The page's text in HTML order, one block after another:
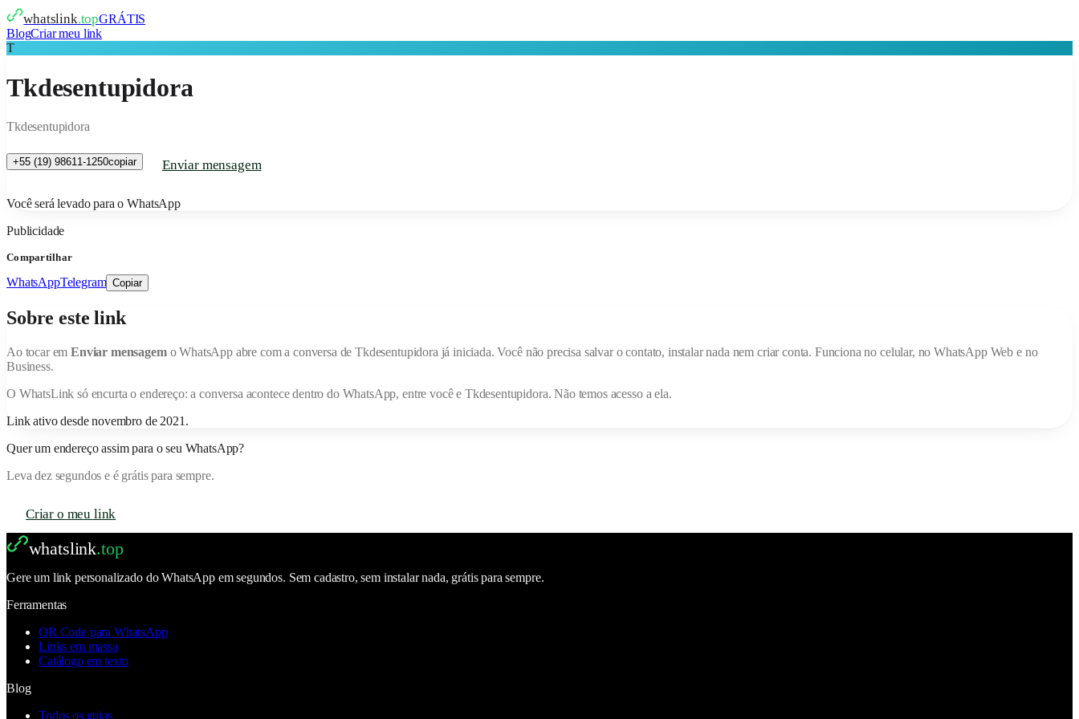
whatslink.topGRÁTIS
BlogCriar meu link
T
Tkdesentupidora
Tkdesentupidora
+55 (19) 98611-1250copiar Enviar mensagem
Você será levado para o WhatsApp
Publicidade
Compartilhar
WhatsAppTelegram Copiar
Sobre este link
Ao tocar emEnviar mensagem o WhatsApp abre com a conversa deTkdesentupidora já iniciada. Você não precisa salvar o contato, instalar nada nem criar conta. Funciona no celular, no WhatsApp Web e no
Business.
O WhatsLink só encurta o endereço: a conversa acontece dentro do WhatsApp, entre você e Tkdesentupidora. Não temos acesso a ela.
Link ativo desde novembro de 2021 .
Quer um endereço assim para o seu WhatsApp?
Leva dez segundos e é grátis para sempre.
Criar o meu link
whatslink.top
Gere um link personalizado do WhatsApp em segundos. Sem cadastro, sem instalar nada, grátis para sempre.
Ferramentas
QR Code para WhatsApp
Links em massa
Catálogo em texto
Blog
Todos os guias